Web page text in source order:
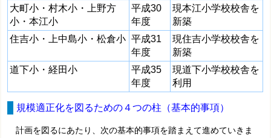
大町小・村木小・上野方
小・本江小
平成30
年度
現本江小学校校舎を
新築
住吉小・上中島小・松倉小 平成31
年度
現住吉小学校校舎を
新築
道下小・経田小
平成35
年度
現道下小学校校舎を
利用
規模適正化を図るための４つの柱（基本的事項）
計画を図るにあたり、次の基本的事項を踏まえて進めていきま